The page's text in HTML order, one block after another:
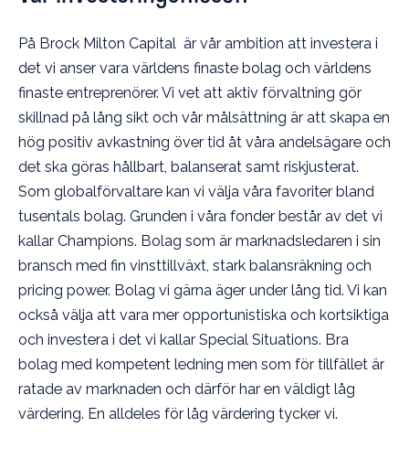
På Brock Milton Capital är vår ambition att investera i
det vi anser vara världens finaste bolag och världens
finaste entreprenörer. Vi vet att aktiv förvaltning gör
skillnad på lång sikt och vår målsättning är att skapa en
hög positiv avkastning över tid åt våra andelsägare och
det ska göras hållbart, balanserat samt riskjusterat.
Som globalförvaltare kan vi välja våra favoriter bland
tusentals bolag. Grunden i våra fonder består av det vi
kallar Champions. Bolag som är marknadsledaren i sin
bransch med fin vinsttillväxt, stark balansräkning och
pricing power. Bolag vi gärna äger under lång tid. Vi kan
också välja att vara mer opportunistiska och kortsiktiga
och investera i det vi kallar Special Situations. Bra
bolag med kompetent ledning men som för tillfället är
ratade av marknaden och därför har en väldigt låg
värdering. En alldeles för låg värdering tycker vi.